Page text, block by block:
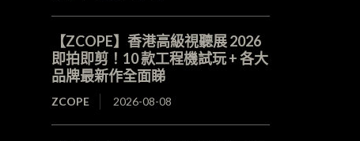
【ZCOPE】香港高級視聽展 2026
即拍即剪！10 款工程機試玩 + 各大
品牌最新作全面睇
ZCOPE 2026-08-08